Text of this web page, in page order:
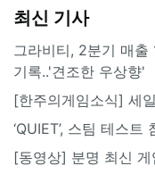
최신 기사
그라비티, 2분기 매출
기록..'견조한 우상향'
[한주의게임소식] 세
‘QUIET’, 스팀 테스
[동영상] 분명 최신